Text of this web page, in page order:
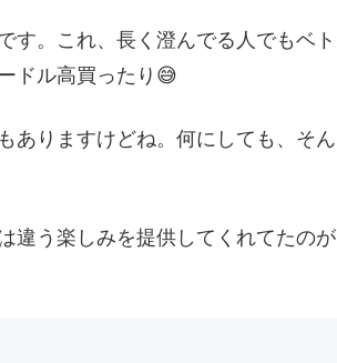
す。これ、長く澄んでる人でもベト
ドル高買ったり😅
ありますけどね。何にしても、そん
違う楽しみを提供してくれてたのが